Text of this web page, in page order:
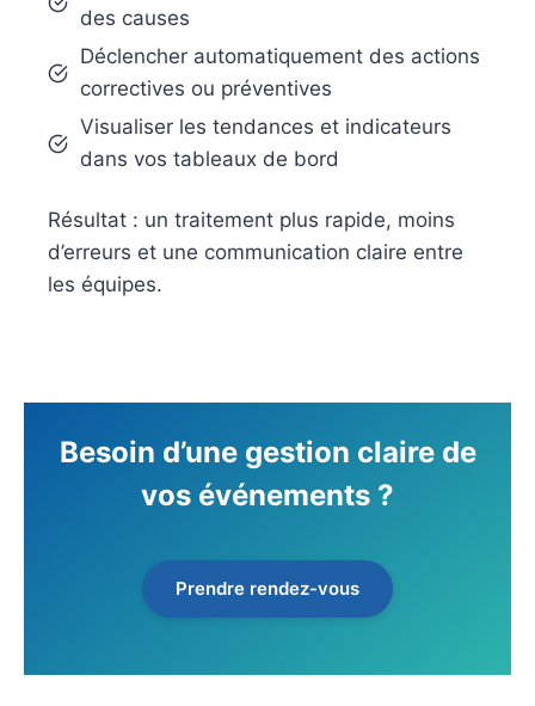
des causes
Déclencher automatiquement des actions
correctives ou préventives
Visualiser les tendances et indicateurs
dans vos tableaux de bord
Résultat : un traitement plus rapide, moins
d’erreurs et une communication claire entre
les équipes.
Besoin d’une gestion claire de
vos événements ?
Prendre rendez-vous